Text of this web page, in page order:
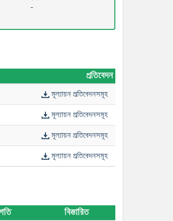
-
প্রতিবেদন
মূল্যায়ন প্রতিবেদনসমূহ
মূল্যায়ন প্রতিবেদনসমূহ
মূল্যায়ন প্রতিবেদনসমূহ
মূল্যায়ন প্রতিবেদনসমূহ
বিস্তারিত